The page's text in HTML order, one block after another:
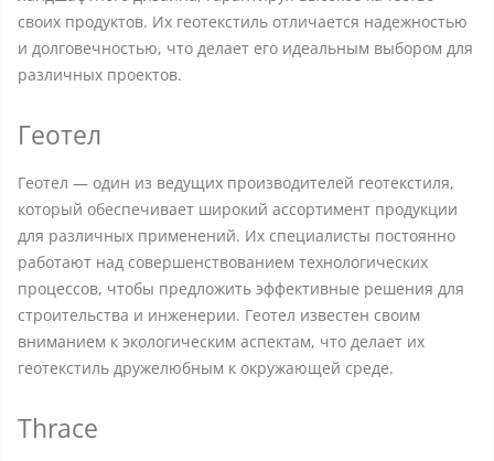
своих продуктов. Их геотекстиль отличается надежностью
и долговечностью, что делает его идеальным выбором для
различных проектов.
Геотел
Геотел — один из ведущих производителей геотекстиля,
который обеспечивает широкий ассортимент продукции
для различных применений. Их специалисты постоянно
работают над совершенствованием технологических
процессов, чтобы предложить эффективные решения для
строительства и инженерии. Геотел известен своим
вниманием к экологическим аспектам, что делает их
геотекстиль дружелюбным к окружающей среде.
Thrace